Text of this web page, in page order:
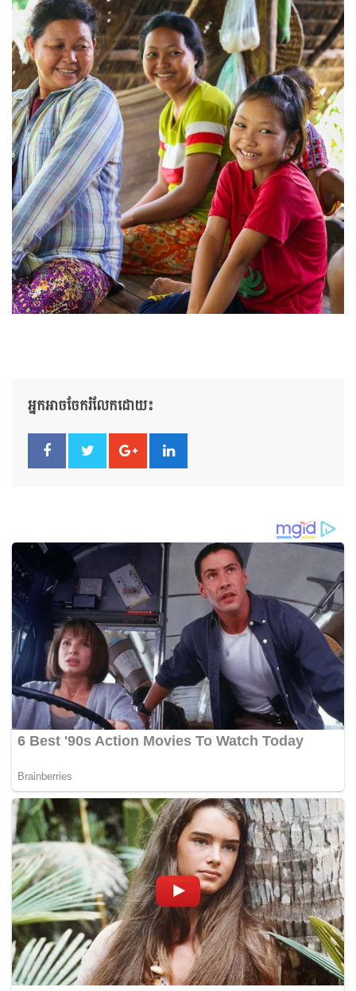
អ្នកអាចចែករំលែកដោយ៖